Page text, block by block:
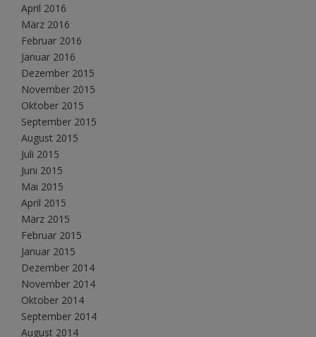
April 2016
März 2016
Februar 2016
Januar 2016
Dezember 2015
November 2015
Oktober 2015
September 2015
August 2015
Juli 2015
Juni 2015
Mai 2015
April 2015
März 2015
Februar 2015
Januar 2015
Dezember 2014
November 2014
Oktober 2014
September 2014
August 2014